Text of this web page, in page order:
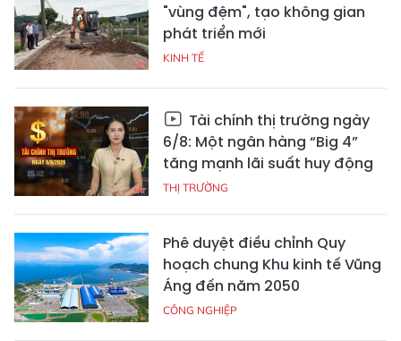
"vùng đệm", tạo không gian
phát triển mới
KINH TẾ
Tài chính thị trường ngày
6/8: Một ngân hàng “Big 4”
tăng mạnh lãi suất huy động
THỊ TRƯỜNG
Phê duyệt điều chỉnh Quy
hoạch chung Khu kinh tế Vũng
Áng đến năm 2050
CÔNG NGHIỆP